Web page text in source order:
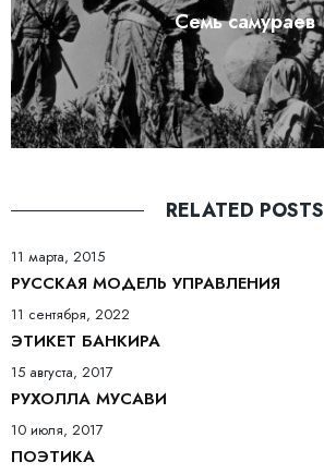
Семь самураев
RELATED POSTS
11 марта, 2015
РУССКАЯ МОДЕЛЬ УПРАВЛЕНИЯ
11 сентября, 2022
ЭТИКЕТ БАНКИРА
15 августа, 2017
РУХОЛЛА МУСАВИ
10 июля, 2017
ПОЭТИКА